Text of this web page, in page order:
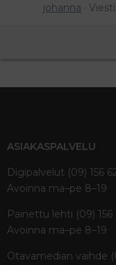
johanna
ASIAKASPALVELU
Digipalvelut (09) 156
Avoinna ma–pe 8–19
Painettu lehti (09) 156
Avoinna ma–pe 8–19
Otavamedian vaihde